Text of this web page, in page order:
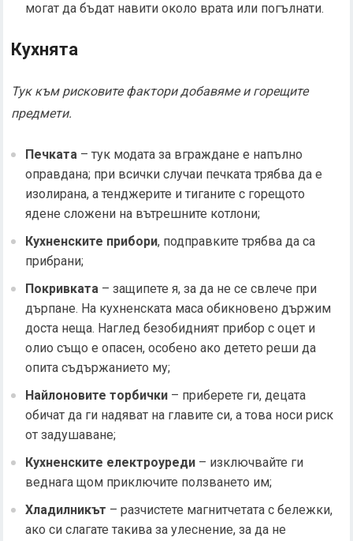
могат да бъдат навити около врата или погълнати.
Кухнята
Тук към рисковите фактори добавяме и горещите
предмети.
Печката – тук модата за вграждане е напълно
оправдана; при всички случаи печката трябва да е
изолирана, а тенджерите и тиганите с горещото
ядене сложени на вътрешните котлони;
Кухненските прибори, подправките трябва да са
прибрани;
Покривката – защипете я, за да не се свлече при
дърпане. На кухненската маса обикновено държим
доста неща. Наглед безобидният прибор с оцет и
олио също е опасен, особено ако детето реши да
опита съдържанието му;
Найлоновите торбички – приберете ги, децата
обичат да ги надяват на главите си, а това носи риск
от задушаване;
Кухненските електроуреди – изключвайте ги
веднага щом приключите ползването им;
Хладилникът – разчистете магнитчетата с бележки,
ако си слагате такива за улеснение, за да не